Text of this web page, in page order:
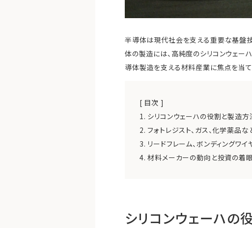
半導体は現代社会を支える重要な基盤技
体の製造には、高純度のシリコンウェー
導体製造を支える材料産業に焦点を当
[ 目次 ]
1. シリコンウェーハの役割と製造方
2. フォトレジスト、ガス、化学薬品
3. リードフレーム、ボンディングワ
4. 材料メーカーの動向と投資の着
シリコンウェーハの